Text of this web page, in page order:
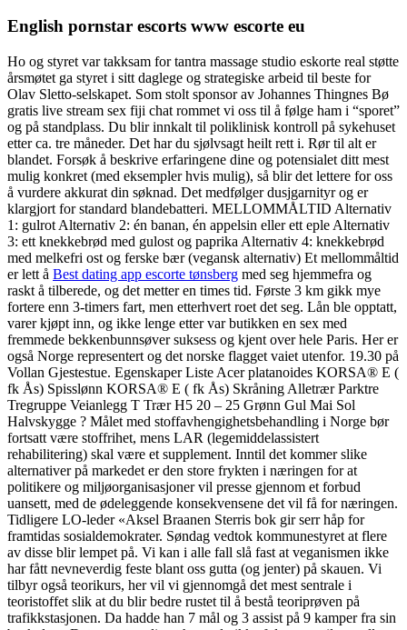
English pornstar escorts www escorte eu
Ho og styret var takksam for tantra massage studio eskorte real støtte
årsmøtet ga styret i sitt daglege og strategiske arbeid til beste for
Olav Sletto-selskapet. Som stolt sponsor av Johannes Thingnes Bø
gratis live stream sex fiji chat rommet vi oss til å følge ham i “sporet”
og på standplass. Du blir innkalt til poliklinisk kontroll på sykehuset
etter ca. tre måneder. Det har du sjølvsagt heilt rett i. Rør til alt er
blandet. Forsøk å beskrive erfaringene dine og potensialet ditt mest
mulig konkret (med eksempler hvis mulig), så blir det lettere for oss
å vurdere akkurat din søknad. Det medfølger dusjgarnityr og er
klargjort for standard blandebatteri. MELLOMMÅLTID Alternativ
1: gulrot Alternativ 2: én banan, én appelsin eller ett eple Alternativ
3: ett knekkebrød med gulost og paprika Alternativ 4: knekkebrød
med melkefri ost og ferske bær (vegansk alternativ) Et mellommåltid
er lett å Best dating app escorte tønsberg med seg hjemmefra og
raskt å tilberede, og det metter en times tid. Første 3 km gikk mye
fortere enn 3-timers fart, men etterhvert roet det seg. Lån ble opptatt,
varer kjøpt inn, og ikke lenge etter var butikken en sex med
fremmede bekkenbunnsøver suksess og kjent over hele Paris. Her er
også Norge representert og det norske flagget vaiet utenfor. 19.30 på
Vollan Gjestestue. Egenskaper Liste Acer platanoides KORSA® E (
fk Ås) Spisslønn KORSA® E ( fk Ås) Skråning Alletrær Parktre
Tregruppe Veianlegg T Trær H5 20 – 25 Grønn Gul Mai Sol
Halvskygge ? Målet med stoffavhengighetsbehandling i Norge bør
fortsatt være stoffrihet, mens LAR (legemiddelassistert
rehabilitering) skal være et supplement. Inntil det kommer slike
alternativer på markedet er den store frykten i næringen for at
politikere og miljøorganisasjoner vil presse gjennom et forbud
uansett, med de ødeleggende konsekvensene det vil få for næringen.
Tidligere LO-leder «Aksel Braanen Sterris bok gir serr håp for
framti­das sosialdemokrater. Søndag vedtok kommunestyret at flere
av disse blir lempet på. Vi kan i alle fall slå fast at veganismen ikke
har fått nevneverdig feste blant oss gutta (og jenter) på skauen. Vi
tilbyr også teorikurs, her vil vi gjennomgå det mest sentrale i
teoristoffet slik at du blir bedre rustet til å bestå teoriprøven på
trafikkstasjonen. Da hadde han 7 mål og 3 assist på 9 kamper fra sin